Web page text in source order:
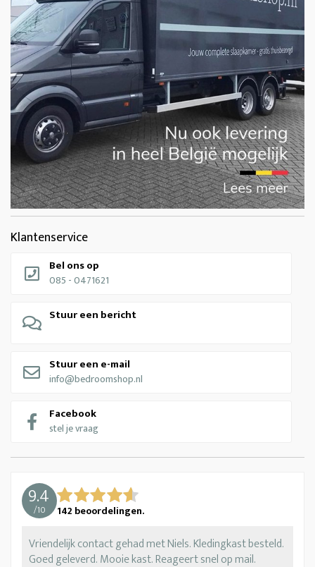
Klantenservice
Bel ons op
085 - 0471621
Stuur een bericht
Stuur een e-mail
info@bedroomshop.nl
Facebook
stel je vraag
9.4
/10 142 beoordelingen.
Vriendelijk contact gehad met Niels. Kledingkast besteld.
Goed geleverd. Mooie kast. Reageert snel op mail.